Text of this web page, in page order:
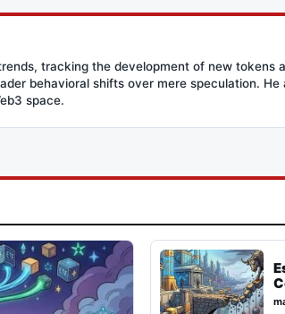
tracking the development of new tokens
behavioral shifts over mere speculation.
space.